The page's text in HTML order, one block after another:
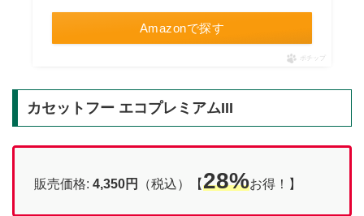
Amazonで探す
ポチップ
カセットフー エコプレミアムIII
販売価格: 4,350円 （税込）【28%お得！】